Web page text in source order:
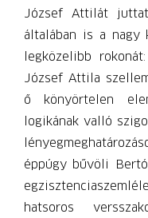
József Attilát
általában is a nagy
legközelibb
József Attila
ő könyörtelen
logikának valló
éppúgy bűvöli
hatsoros